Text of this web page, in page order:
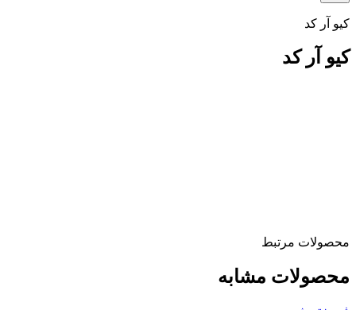
کیو آر کد
کیو آر کد
محصولات مرتبط
محصولات مشابه